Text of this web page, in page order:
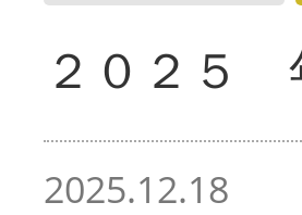
２０２５
2025.12.18